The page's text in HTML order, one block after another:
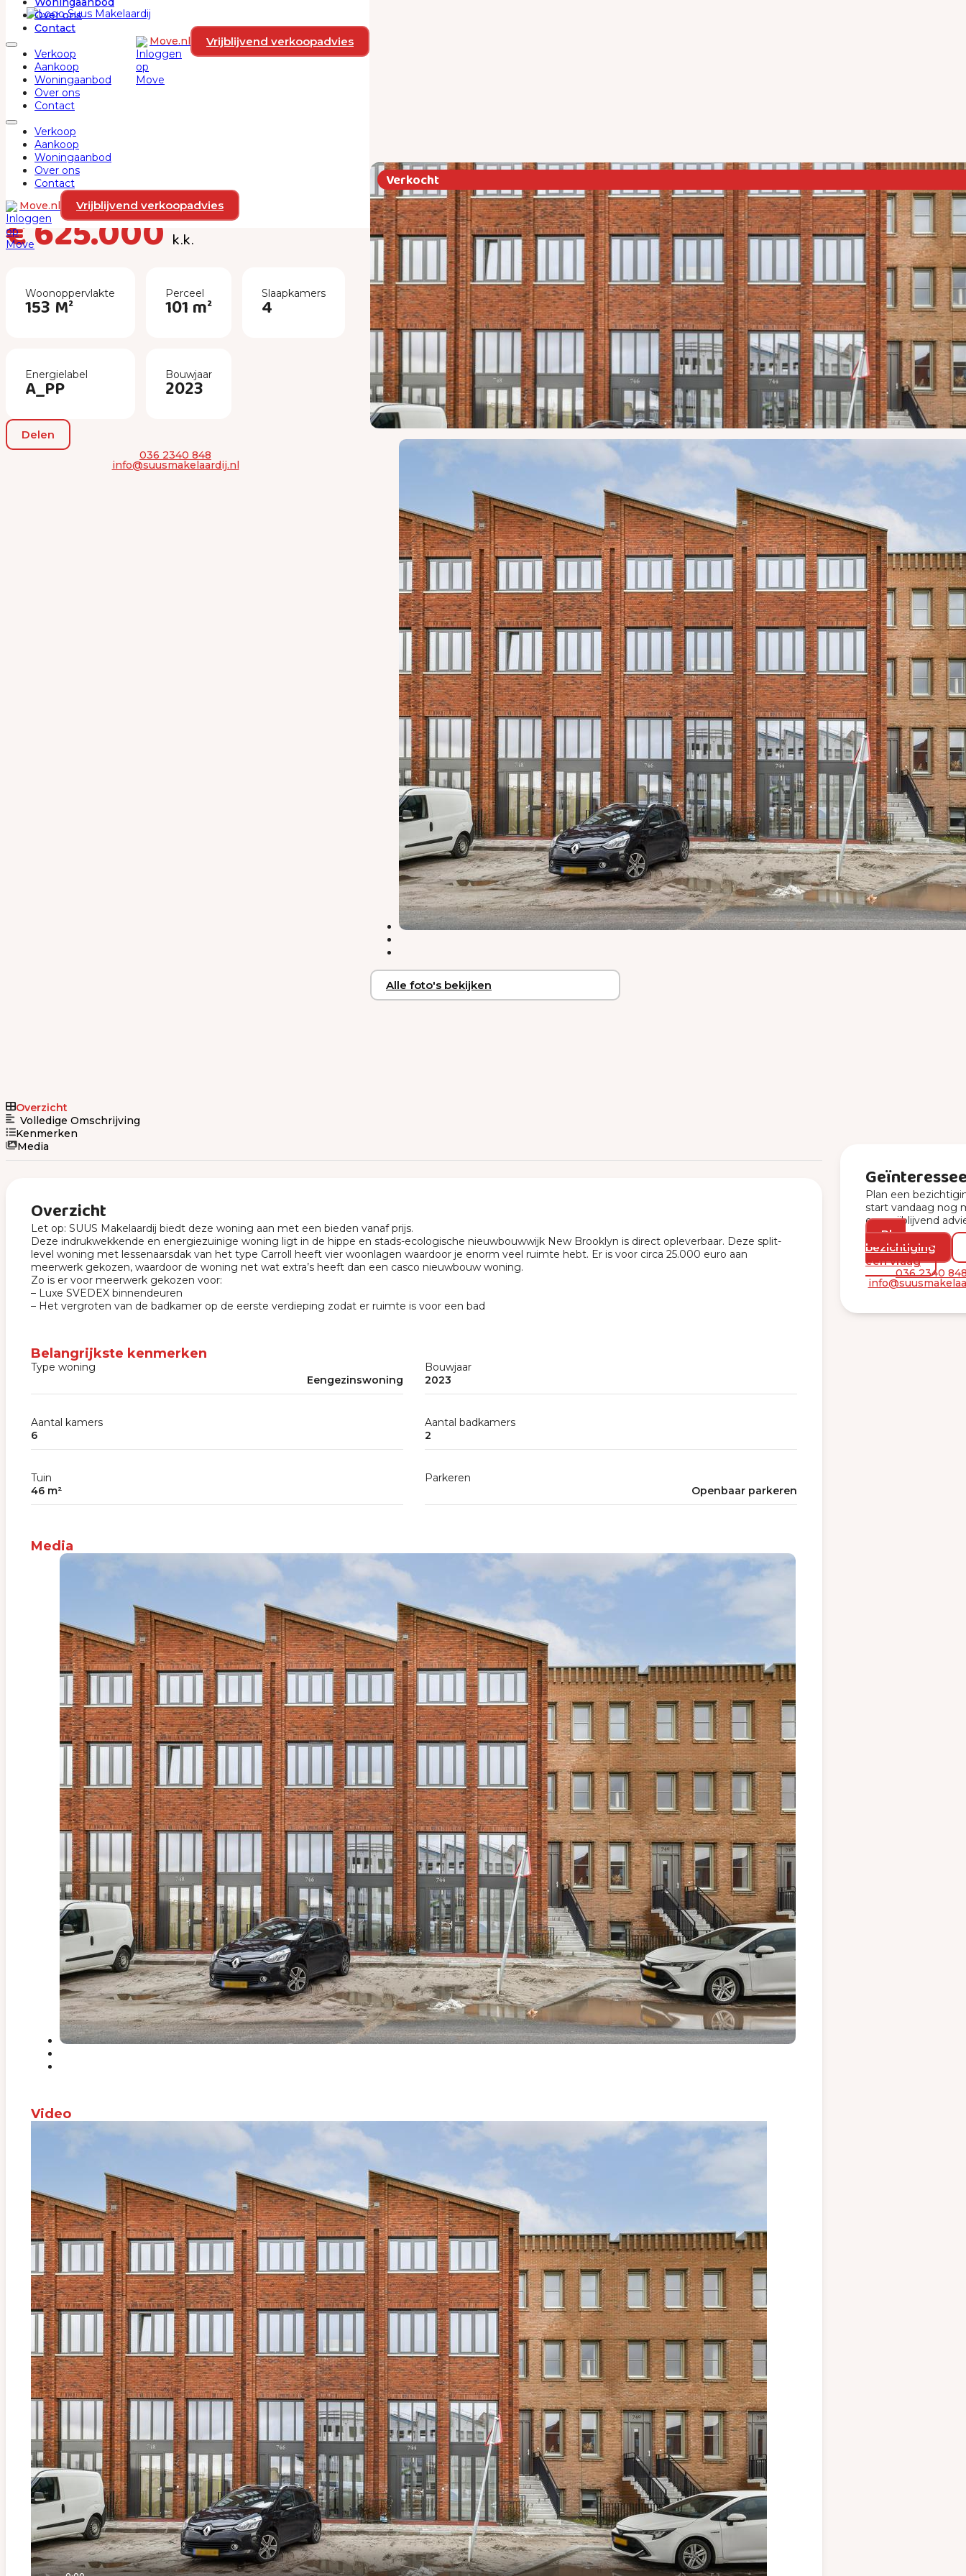
Ga naar hoofdinhoud Ga naar voettekst
Over ons
Contact
Verkoop
Aankoop
Woningaanbod
Over ons
Contact
Move.nl Vrijblijvend verkoopadvies
Verkoop
Aankoop
Woningaanbod
Over ons
Contact
Move.nl
Vrijblijvend verkoopadvies
Europalaan 744
1362 JV, ALMERE
€ 625.000k.k.
Woonoppervlakte
153 M²
Perceel
101 m²
Slaapkamers
4
Energielabel
A_PP
Bouwjaar
2023
Delen
036 2340 848
info@suusmakelaardij.nl
Verkocht
Alle foto's bekijken
Overzicht
Volledige Omschrijving
Kenmerken
Media
Overzicht
Let op: SUUS Makelaardij biedt deze woning aan met een bieden vanaf prijs.
Deze indrukwekkende en energiezuinige woning ligt in de hippe en stads-ecologische nieuwbouwwijk New Brooklyn is direct opleverbaar. Deze split-
level woning met lessenaarsdak van het type Carroll heeft vier woonlagen waardoor je enorm veel ruimte hebt. Er is voor circa 25.000 euro aan
meerwerk gekozen, waardoor de woning net wat extra’s heeft dan een casco nieuwbouw woning.
Zo is er voor meerwerk gekozen voor:
– Luxe SVEDEX binnendeuren
– Het vergroten van de badkamer op de eerste verdieping zodat er ruimte is voor een bad
Belangrijkste kenmerken
Type woning
Eengezinswoning
Bouwjaar
2023
Aantal kamers
6
Aantal badkamers
2
Tuin
46 m²
Parkeren
Openbaar parkeren
Media
Video
Plan een
start vandaag nog
een vrijblijvend
Plan
bezichtiging
een vraag
036 2340